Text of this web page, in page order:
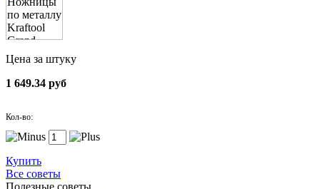
Цена за штуку
1 649.34 руб
Кол-во:
Купить
Все советы
Полезные советы